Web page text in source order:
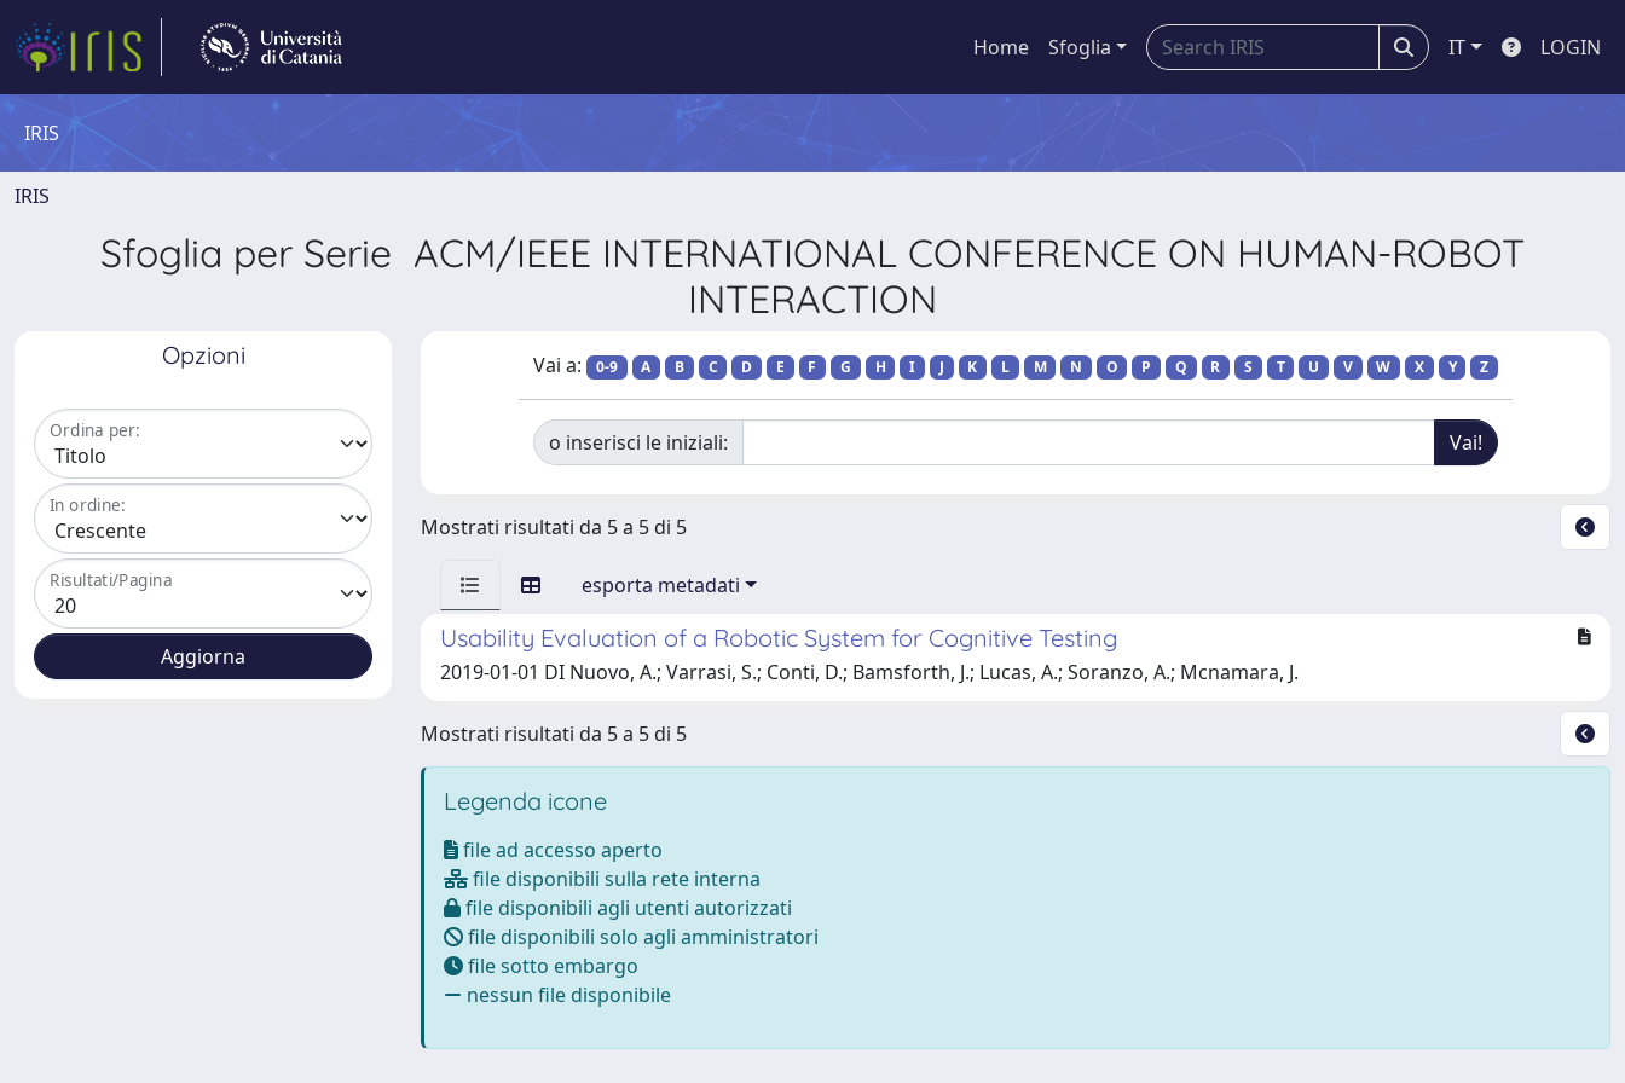
Home Sfoglia IT LOGIN
IRIS
IRIS
Sfoglia per Serie ACM/IEEE INTERNATIONAL CONFERENCE ON HUMAN-ROBOT
INTERACTION
Opzioni
Ordina per:
In ordine:
Risultati/Pagina
Vai a: 0-9 A B C D E F G H I J K L M N O P Q R S T U V W X Y Z
o inserisci le iniziali:
Mostrati risultati da 5 a 5 di 5
esporta metadati
Usability Evaluation of a Robotic System for Cognitive Testing
2019-01-01 DI Nuovo, A.; Varrasi, S.; Conti, D.; Bamsforth, J.; Lucas, A.; Soranzo, A.; Mcnamara, J.
Mostrati risultati da 5 a 5 di 5
Legenda icone
file ad accesso aperto
file disponibili sulla rete interna
file disponibili agli utenti autorizzati
file disponibili solo agli amministratori
file sotto embargo
nessun file disponibile